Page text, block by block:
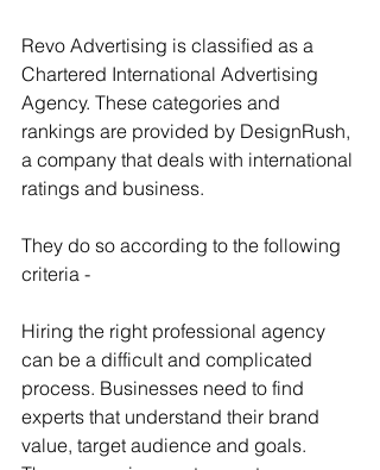
Revo Advertising is classified as a
Chartered International Advertising
Agency. These categories and
rankings are provided by DesignRush,
a company that deals with international
ratings and business.
They do so according to the following
criteria -
Hiring the right professional agency
can be a difficult and complicated
process. Businesses need to find
experts that understand their brand
value, target audience and goals.